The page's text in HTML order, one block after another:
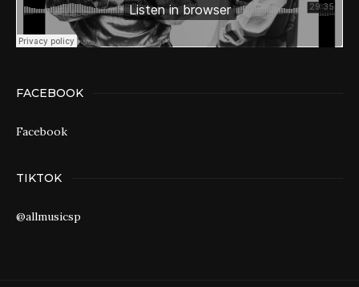
FACEBOOK
Facebook
TIKTOK
@allmusicsp